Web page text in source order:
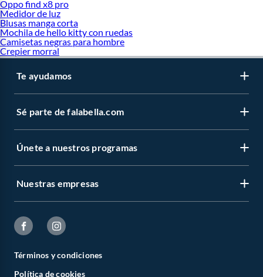
Oppo find x8 pro
Medidor de luz
Blusas manga corta
Mochila de hello kitty con ruedas
Camisetas negras para hombre
Crepier morral
Te ayudamos
Sé parte de falabella.com
Únete a nuestros programas
Nuestras empresas
Términos y condiciones
Política de cookies